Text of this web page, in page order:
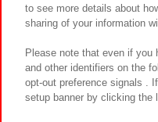
to see more details about
sharing of your information
Please note that even if you
and other identifiers on the
opt-out preference signals .
setup banner by clicking the